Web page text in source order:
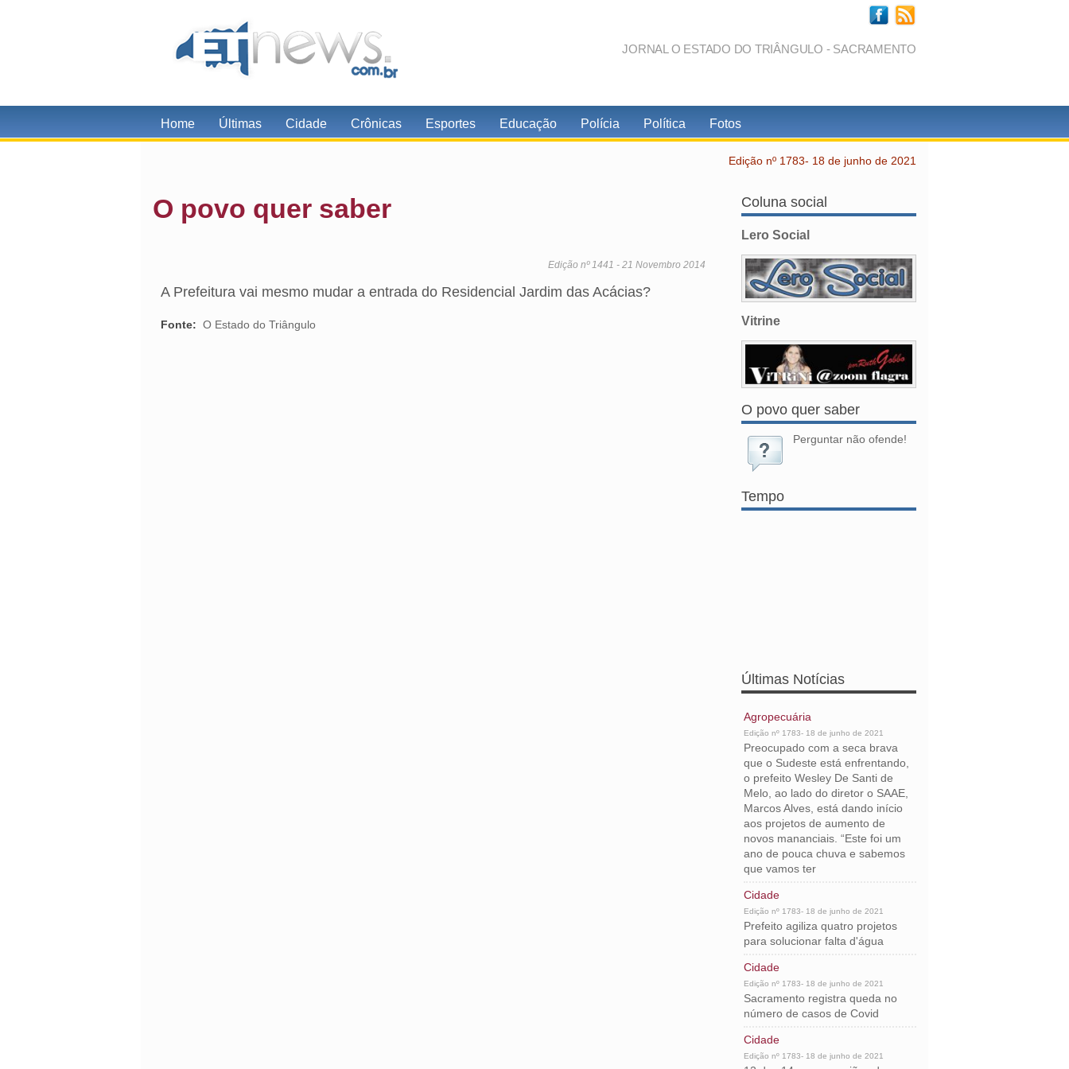
JORNAL O ESTADO DO TRIÂNGULO - SACRAMENTO
Home Últimas Cidade Crônicas Esportes Educação Polícia Política Fotos
Edição nº 1783- 18 de junho de 2021
O povo quer saber
Edição nº 1441 - 21 Novembro 2014
A Prefeitura vai mesmo mudar a entrada do Residencial Jardim das Acácias?
Fonte: O Estado do Triângulo
Coluna social
Lero Social
Vitrine
O povo quer saber
Perguntar não ofende!
Tempo
Últimas Notícias
Agropecuária
Edição nº 1783- 18 de junho de 2021
Preocupado com a seca brava
que o Sudeste está enfrentando,
o prefeito Wesley De Santi de
Melo, ao lado do diretor o SAAE,
Marcos Alves, está dando início
aos projetos de aumento de
novos mananciais. “Este foi um
ano de pouca chuva e sabemos
que vamos ter
Cidade
Edição nº 1783- 18 de junho de 2021
Prefeito agiliza quatro projetos
para solucionar falta d'água
Cidade
Edição nº 1783- 18 de junho de 2021
Sacramento registra queda no
número de casos de Covid
Cidade
Edição nº 1783- 18 de junho de 2021